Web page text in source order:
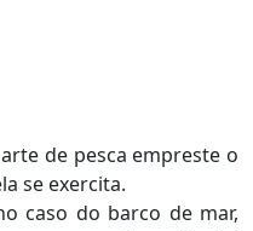
de pesca empreste o
se exercita.
caso do barco de mar,